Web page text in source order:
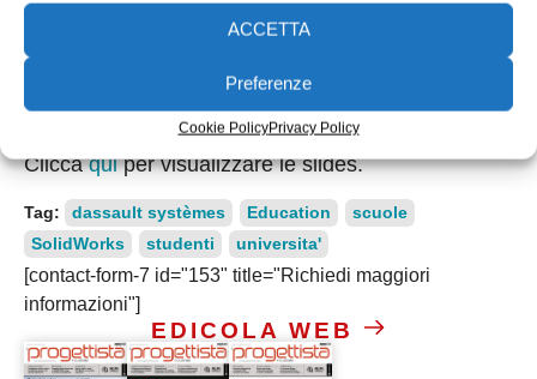
ACCETTA
Preferenze
Cookie PolicyPrivacy Policy
che partecipano a FIRST Robotics potranno
ricevere una SOLIDWORKS Robotics
Sponsorship, che comprende SOLIDWORKS
Education Edition 2014-2015.
Cliccaquiper visualizzare le slides.
Tag: dassault systèmes Education
scuole
SolidWorks
studenti universita'
[contact-form-7 id="153" title="Richiedi maggiori
informazioni"]
EDICOLA WEB